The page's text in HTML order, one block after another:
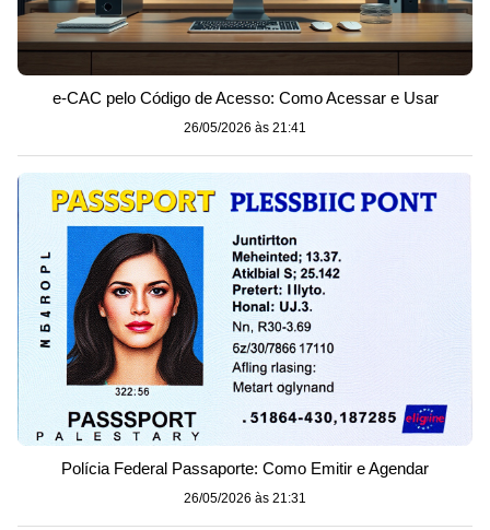
e-CAC pelo Código de Acesso: Como Acessar e Usar
26/05/2026 às 21:41
Polícia Federal Passaporte: Como Emitir e Agendar
26/05/2026 às 21:31